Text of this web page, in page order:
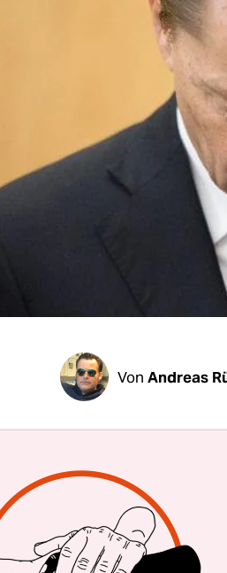
Von Andreas
Reden wir über
selbst dann nicht
Konzern derart
gekostet hat. Wir
hat aushändigen